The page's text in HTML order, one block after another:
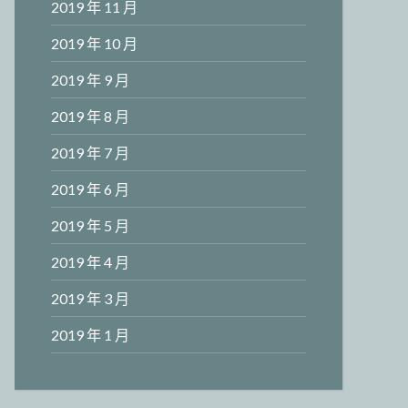
2019 年 11 月
2019 年 10 月
2019 年 9 月
2019 年 8 月
2019 年 7 月
2019 年 6 月
2019 年 5 月
2019 年 4 月
2019 年 3 月
2019 年 1 月